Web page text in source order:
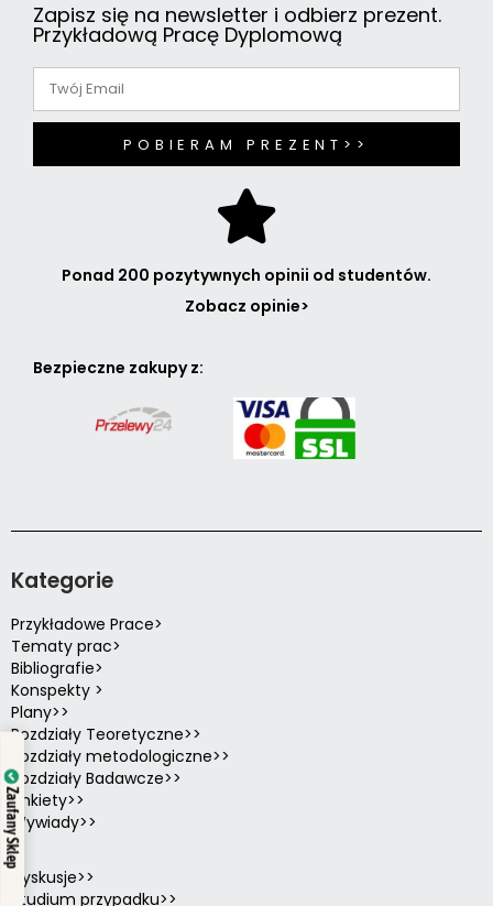
Zapisz się na newsletter i odbierz prezent.
Przykładową Pracę Dyplomową
POBIERAM PREZENT>>
Ponad 200 pozytywnych opinii od studentów.
Zobacz opinie>
Bezpieczne zakupy z:
Kategorie
Przykładowe Prace>
Tematy prac>
Bibliografie>
Konspekty >
Plany>>
Rozdziały Teoretyczne>>
Rozdziały metodologiczne>>
Rozdziały Badawcze>>
Ankiety>>
Wywiady>>
Dyskusje>>
Studium przypadku>>
Zaufany Sklep